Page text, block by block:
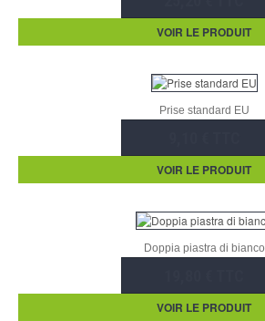
VOIR LE PRODUIT
Prise standard EU
VOIR LE PRODUIT
Doppia piastra di bianco
VOIR LE PRODUIT